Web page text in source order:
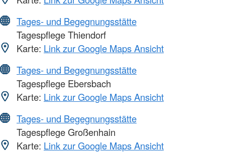
Tages- und Begegnungsstätte
Tagespflege Thiendorf
Karte: Link zur Google Maps Ansicht
Tages- und Begegnungsstätte
Tagespflege Ebersbach
Karte: Link zur Google Maps Ansicht
Tages- und Begegnungsstätte
Tagespflege Großenhain
Karte: Link zur Google Maps Ansicht